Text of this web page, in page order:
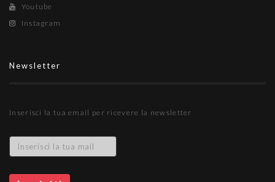
Youtube
Instagram
Newsletter
Inserisci la tua email per ricevere la newsletter